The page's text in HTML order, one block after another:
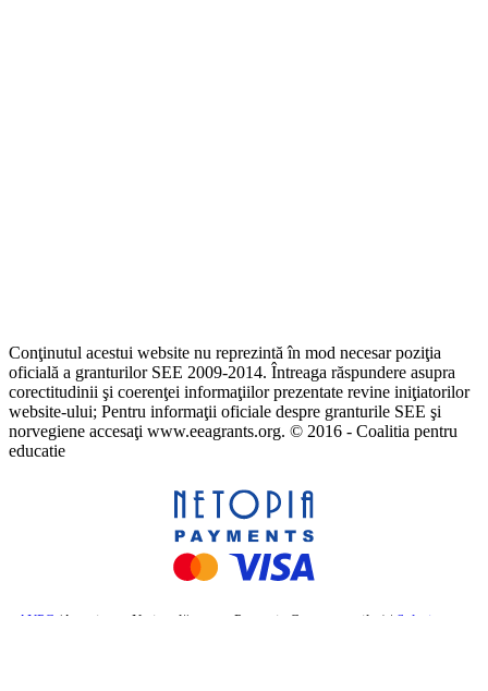
Conţinutul acestui website nu reprezintă în mod necesar poziţia
oficială a granturilor SEE 2009-2014. Întreaga răspundere asupra
corectitudinii şi coerenţei informaţiilor prezentate revine iniţiatorilor
website-ului; Pentru informaţii oficiale despre granturile SEE şi
norvegiene accesaţi www.eeagrants.org. © 2016 - Coalitia pentru
educatie
ANPC (Autoritatea Națională pentru Protecția Consumatorilor) | Soluționarea